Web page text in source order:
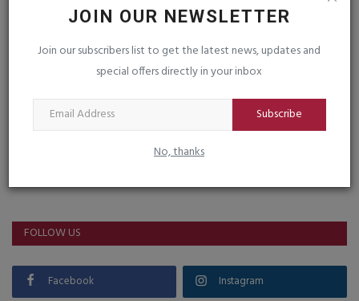
JOIN OUR NEWSLETTER
Join our subscribers list to get the latest news, updates and
special offers directly in your inbox
Subscribe
No, thanks
Post Comment
FOLLOW US
Facebook Instagram